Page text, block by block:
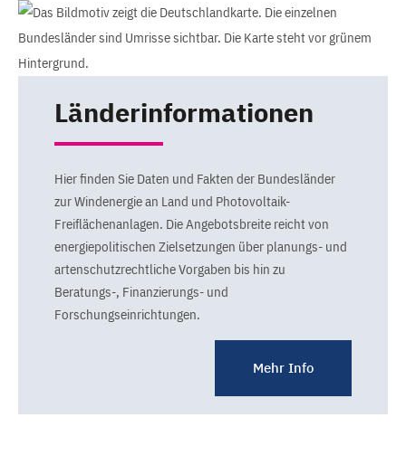
Länderinformationen
Hier finden Sie Daten und Fakten der Bundesländer
zur Windenergie an Land und Photovoltaik-
Freiflächenanlagen. Die Angebotsbreite reicht von
energiepolitischen Zielsetzungen über planungs- und
artenschutzrechtliche Vorgaben bis hin zu
Beratungs-, Finanzierungs- und
Forschungseinrichtungen.
Mehr Info